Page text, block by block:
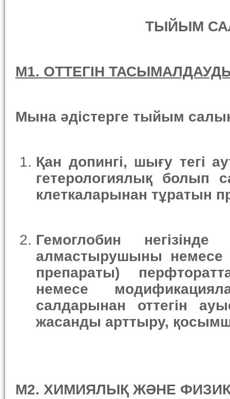
ТЫЙЫМ
M1. ОТТЕГІН
Мына әдістерге тыйым
Қан допингі, шығу тегі
гетерологиялық болып
клеткаларынан тұратын
Гемоглобин негізінде
алмастырушыны немесе
препараты)
немесе
салдарынан оттегін
жасанды арттыру,
М2. ХИМИЯЛЫҚ ЖӘНЕ